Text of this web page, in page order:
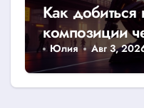
Как добиться
композиции
Юлия Авг 3,